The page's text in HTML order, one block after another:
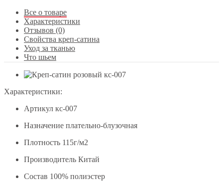
Все о товаре
Характеристики
Отзывов (0)
Свойства креп-сатина
Уход за тканью
Что шьем
Характеристики:
Артикул кс-007
Назначение плательно-блузочная
Плотность 115г/м2
Производитель Китай
Состав 100% полиэстер